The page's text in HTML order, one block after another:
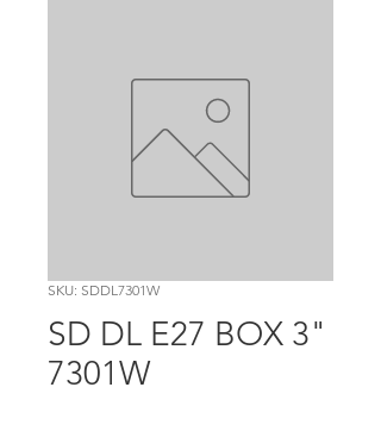
SKU: SDDL7301W
SD DL E27 BOX 3"
7301W